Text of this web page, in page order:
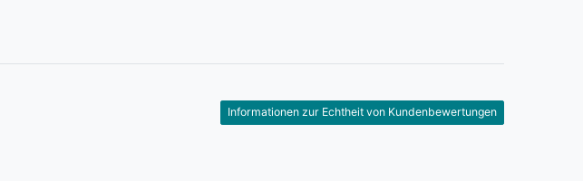
Informationen zur Echtheit von Kundenbewertungen